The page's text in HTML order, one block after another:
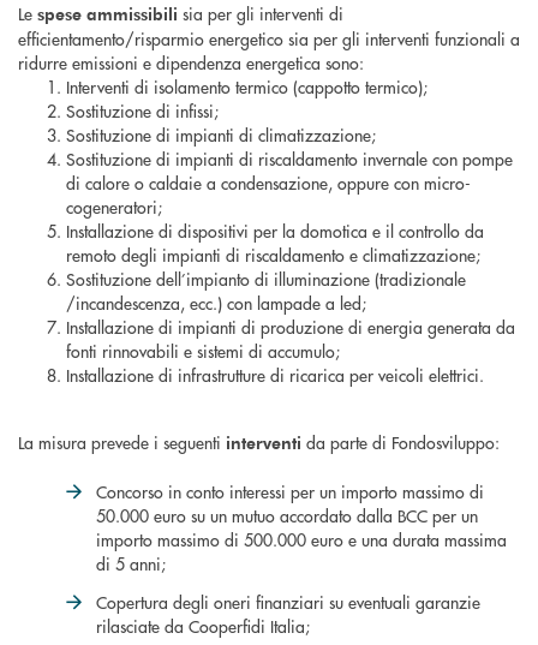
Le spese ammissibili sia per gli interventi di
efficientamento/risparmio energetico sia per gli interventi funzionali a
ridurre emissioni e dipendenza energetica sono:
Interventi di isolamento termico (cappotto termico);
Sostituzione di infissi;
Sostituzione di impianti di climatizzazione;
Sostituzione di impianti di riscaldamento invernale con pompe
di calore o caldaie a condensazione, oppure con micro-
cogeneratori;
Installazione di dispositivi per la domotica e il controllo da
remoto degli impianti di riscaldamento e climatizzazione;
Sostituzione dell’impianto di illuminazione (tradizionale
/incandescenza, ecc.) con lampade a led;
Installazione di impianti di produzione di energia generata da
fonti rinnovabili e sistemi di accumulo;
Installazione di infrastrutture di ricarica per veicoli elettrici.
La misura prevede i seguenti interventi da parte di Fondosviluppo:
Concorso in conto interessi per un importo massimo di
50.000 euro su un mutuo accordato dalla BCC per un
importo massimo di 500.000 euro e una durata massima
di 5 anni;
Copertura degli oneri finanziari su eventuali garanzie
rilasciate da Cooperfidi Italia;